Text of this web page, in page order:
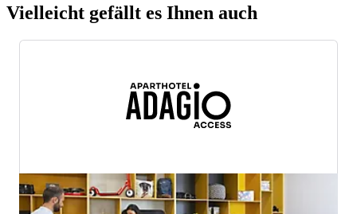
Vielleicht gefällt es Ihnen auch